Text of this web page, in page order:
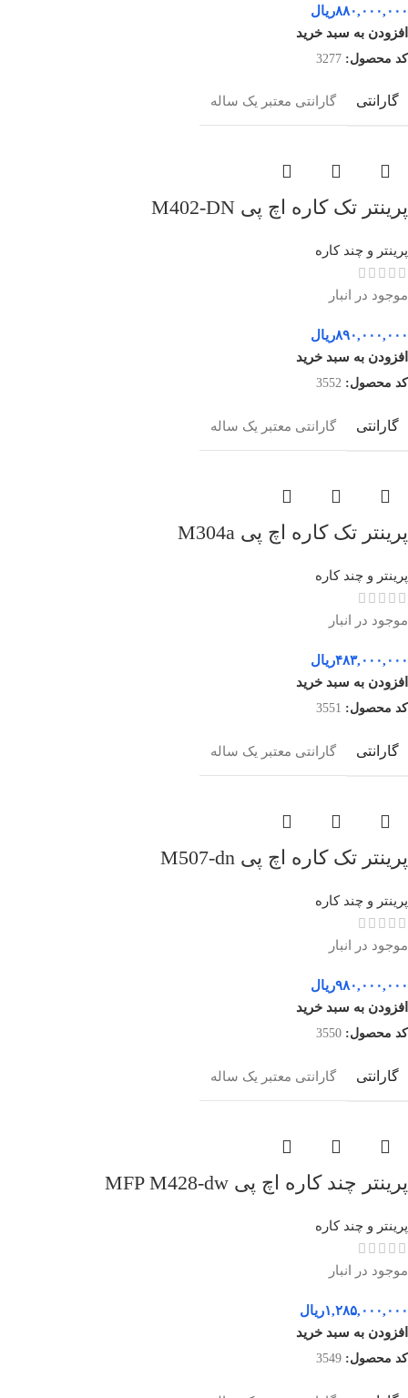
۸۸۰,۰۰۰,۰۰۰ریال
افزودن به سبد خرید
کد محصول: 3277
گارانتی گارانتی معتبر یک ساله
پرینتر تک کاره اچ پی M402-DN
پرینتر و چند کاره
موجود در انبار
۸۹۰,۰۰۰,۰۰۰ریال
افزودن به سبد خرید
کد محصول: 3552
گارانتی گارانتی معتبر یک ساله
پرینتر تک کاره اچ پی M304a
پرینتر و چند کاره
موجود در انبار
۴۸۳,۰۰۰,۰۰۰ریال
افزودن به سبد خرید
کد محصول: 3551
گارانتی گارانتی معتبر یک ساله
پرینتر تک کاره اچ پی M507-dn
پرینتر و چند کاره
موجود در انبار
۹۸۰,۰۰۰,۰۰۰ریال
افزودن به سبد خرید
کد محصول: 3550
گارانتی گارانتی معتبر یک ساله
پرینتر چند کاره اچ پی MFP M428-dw
پرینتر و چند کاره
موجود در انبار
۱,۲۸۵,۰۰۰,۰۰۰ریال
افزودن به سبد خرید
کد محصول: 3549